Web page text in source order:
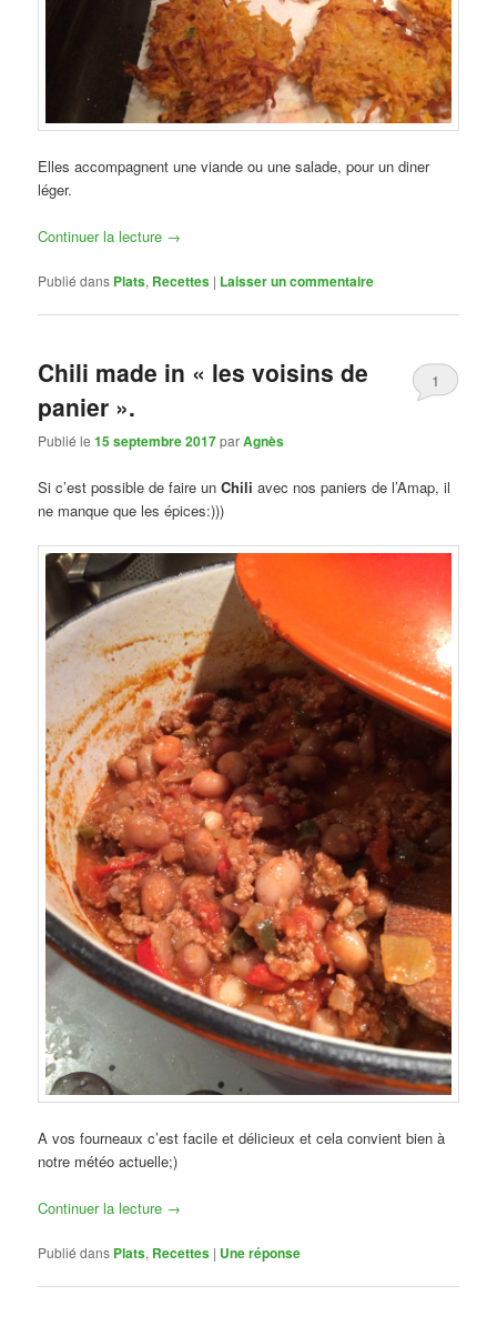
Elles accompagnent une viande ou une salade, pour un diner
léger.
Continuer la lecture →
Publié dans Plats, Recettes | Laisser un commentaire
Chili made in « les voisins de
panier ».
Publié le15 septembre 2017parAgnès
1
Si c’est possible de faire un Chili avec nos paniers de l’Amap, il
ne manque que les épices:)))
A vos fourneaux c’est facile et délicieux et cela convient bien à
notre météo actuelle;)
Continuer la lecture →
Publié dans Plats, Recettes | Uneréponse